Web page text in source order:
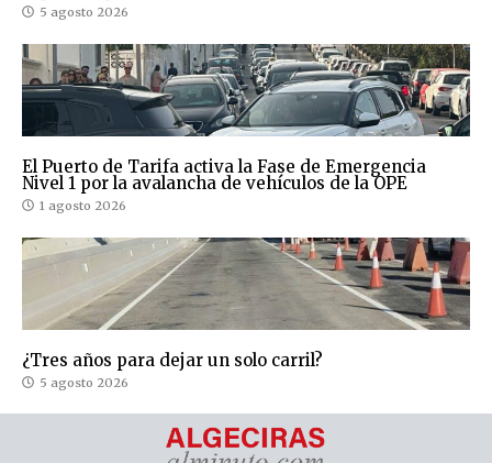
5 agosto 2026
El Puerto de Tarifa activa la Fase de Emergencia
Nivel 1 por la avalancha de vehículos de la OPE
1 agosto 2026
¿Tres años para dejar un solo carril?
5 agosto 2026